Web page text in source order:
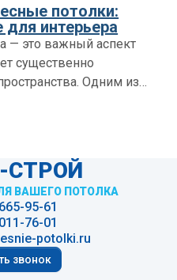
широкий
типов
в себе высокое
индивидуальность и
на разнообразие,
объединяет
потолки:
интерьера
— это важный аспект
существенно
Одним из
процесса
но и становятся
в оформлении
материалов и
рынке,
вариант для
до
ВАШЕГО ПОТОЛКА
665-95-61
011-76-01
potolki.ru
звонок